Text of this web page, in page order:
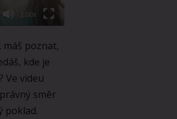
1.00x
máš poznat,
kde je
Ve videu
směr
poklad.